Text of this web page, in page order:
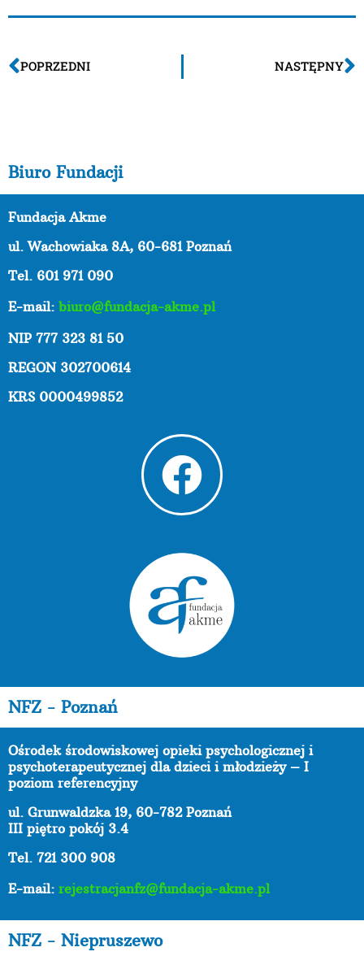
POPRZEDNI NASTĘPNY
Biuro Fundacji
Fundacja Akme
ul. Wachowiaka 8A, 60-681 Poznań
Tel. 601 971 090
E-mail: biuro@fundacja-akme.pl
NIP 777 323 81 50
REGON 302700614
KRS 0000499852
NFZ - Poznań
Ośrodek środowiskowej opieki psychologicznej i
psychoterapeutycznej dla dzieci i młodzieży – I
poziom referencyjny
ul. Grunwaldzka 19, 60-782 Poznań
III piętro pokój 3.4
Tel. 721 300 908
E-mail: rejestracjanfz@fundacja-akme.pl
NFZ - Niepruszewo